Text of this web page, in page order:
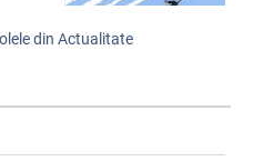
din Actualitate